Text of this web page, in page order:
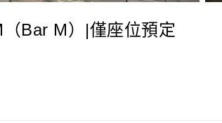
Bar M）|僅座位預定